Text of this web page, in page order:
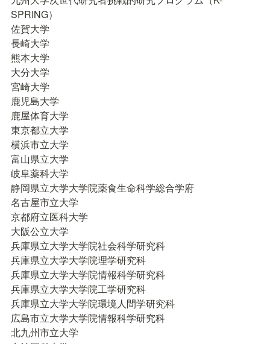
SPRING）
佐賀大学
長崎大学
熊本大学
大分大学
宮崎大学
鹿児島大学
鹿屋体育大学
東京都立大学
横浜市立大学
富山県立大学
岐阜薬科大学
静岡県立大学大学院薬食生命科学総合学府
名古屋市立大学
京都府立医科大学
大阪公立大学
兵庫県立大学大学院社会科学研究科
兵庫県立大学大学院理学研究科
兵庫県立大学大学院情報科学研究科
兵庫県立大学大学院工学研究科
兵庫県立大学大学院環境人間学研究科
広島市立大学大学院情報科学研究科
北九州市立大学